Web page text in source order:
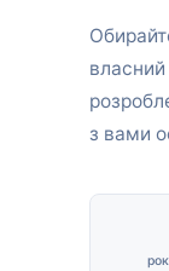
з вами